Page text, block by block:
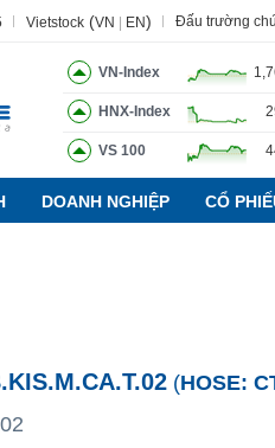
Vietstock (VN EN) Đấu trường
VN-Index
HNX-Index
VS 100
DOANH NGHIỆP CỔ
(HOSE:
Mã chứng khoán Lãnh đạo